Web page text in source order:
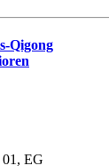
Qigong
EG